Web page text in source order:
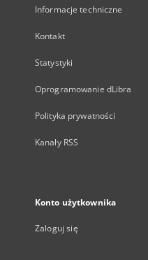
Informacje techniczne
Kontakt
Statystyki
Oprogramowanie dLibra
Polityka prywatności
Kanały RSS
Konto użytkownika
Zaloguj się